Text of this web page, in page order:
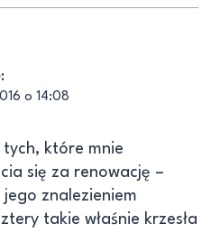
o 14:08
tych, które mnie
się za renowację –
znalezieniem
takie właśnie krzesła